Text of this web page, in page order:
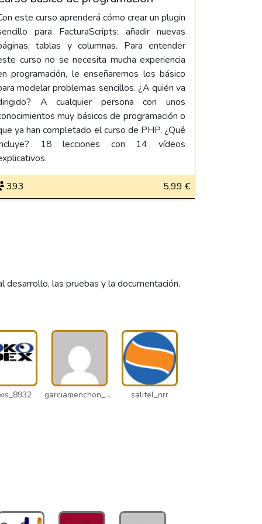
este curso aprenderá cómo crear un plugin
para FacturaScripts: añadir nuevas
tablas y columnas. Para entender
curso no se necesita mucha experiencia
programación, le enseñaremos los básico
modelar problemas sencillos. ¿A quién va
A cualquier persona con unos
muy básicos de programación o
ya han completado el curso de PHP. ¿Qué
18 lecciones con 14 vídeos
393 5,99 €
las pruebas y la documentación.
garciamenchon_puz salitel_nrr